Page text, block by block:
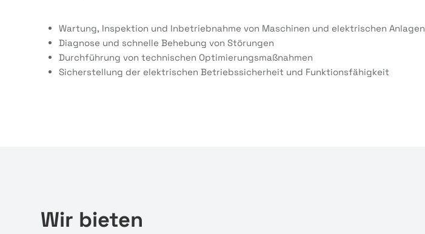
Wartung, Inspektion und Inbetriebnahme von Maschinen und elektrischen Anlagen
Diagnose und schnelle Behebung von Störungen
Durchführung von technischen Optimierungsmaßnahmen
Sicherstellung der elektrischen Betriebssicherheit und Funktionsfähigkeit
Wir bieten